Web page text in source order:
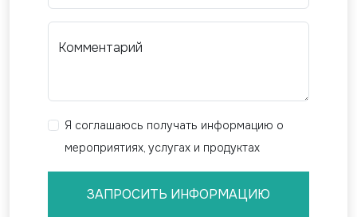
Комментарий
Я соглашаюсь получать информацию о
мероприятиях, услугах и продуктах
ЗАПРОСИТЬ ИНФОРМАЦИЮ